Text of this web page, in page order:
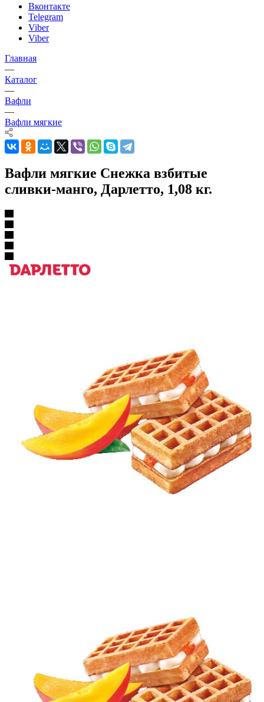
Вконтакте
Telegram
Viber
Viber
Главная
—
Каталог
—
Вафли
—
Вафли мягкие
Вафли мягкие Снежка взбитые
сливки-манго, Дарлетто, 1,08 кг.